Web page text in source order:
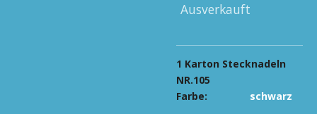
Ausverkauft
1 Karton Stecknadeln
NR.105
Farbe: schwarz